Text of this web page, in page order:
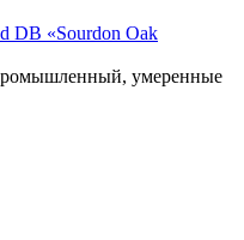
DB «Sourdon Oak
умеренные